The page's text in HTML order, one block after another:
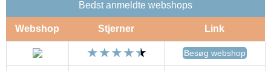
Bedst anmeldte webshops
Webshop Stjerner Link
Besøg webshop